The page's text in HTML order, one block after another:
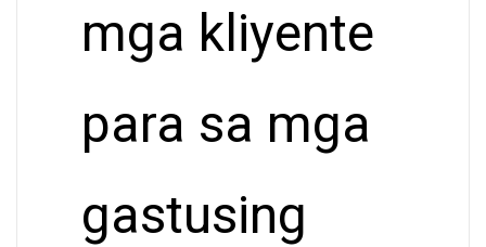
mga kliyente
para sa mga
gastusing